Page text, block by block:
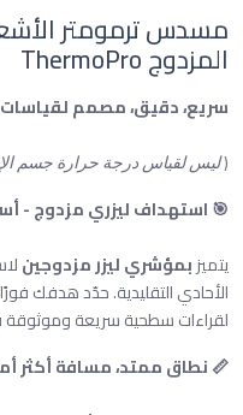
مسدس ترمومتر
المزدوج ThermoPro
سريع، دقيق، مصمم
(ليس لقياس درجة حرارة جسم
🎯 استهداف ليزري مزدوج -
يتميزبمؤشري ليزر مزدوجين
الأحادي التقليدية. حدّد هدفك
لقراءات سطحية سريعة
📏 نطاق ممتد، مسافة أكثر